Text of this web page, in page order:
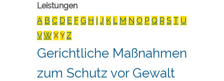
Leistungen
A B C D E F G H I J K L M N O P Q R S T U
VW XY Z
Gerichtliche Maßnahmen
zum Schutz vor Gewalt